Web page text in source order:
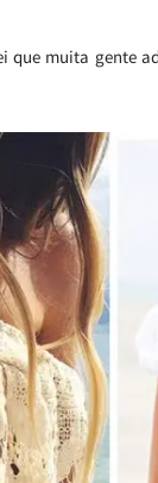
que muita gente